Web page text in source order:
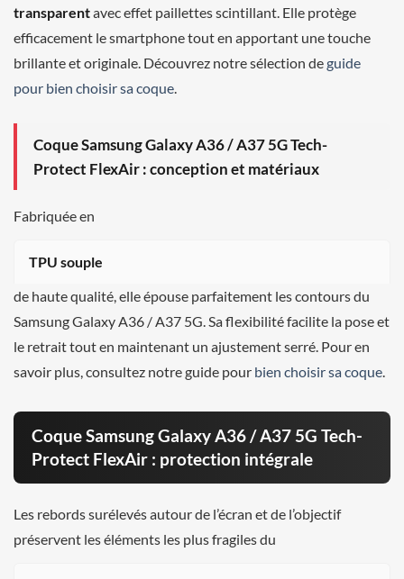
transparentavec effet paillettes scintillant. Elle protège
efficacement le smartphone tout en apportant une touche
brillante et originale. Découvrez notre sélection deguide
pour bien choisir sa coque
Coque Samsung Galaxy A36 / A37 5G Tech-
Protect FlexAir : conception et matériaux
Fabriquée en
TPU souple
de haute qualité, elle épouse parfaitement les contours du
Samsung Galaxy A36 / A37 5G. Sa flexibilité facilite la pose et
le retrait tout en maintenant un ajustement serré. Pour en
savoir plus, consultez notre guide pour bien choisir sa coque
Coque Samsung Galaxy A36 / A37 5G Tech-
Protect FlexAir : protection intégrale
Les rebords surélevés autour de l’écran et de l’objectif
préservent les éléments les plus fragiles du